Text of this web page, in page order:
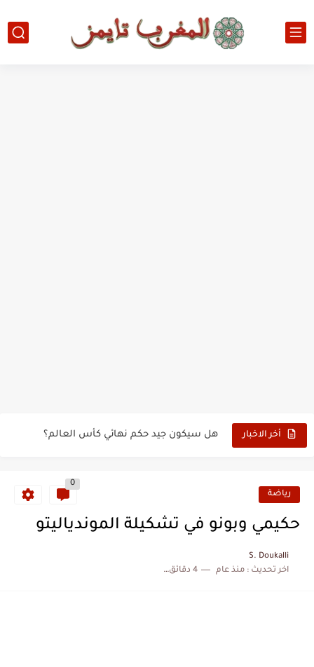
أخر الاخبار
هل سيكون جيد حكم نهائي كأس العالم؟
رياضة
0
حكيمي وبونو في تشكيلة الموندياليتو
S. Doukalli
اخر تحديث :منذ عام 4 دقائق للقراءة